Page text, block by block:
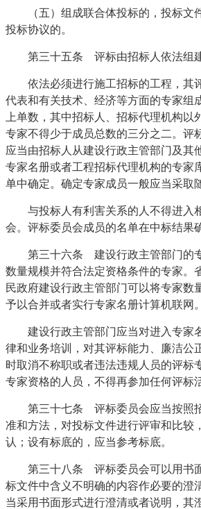
（五）组成联合体投标的，投标文
投标协议的。
第三十五条 评标由招标人依法组
依法必须进行施工招标的工程，其
代表和有关技术、经济等方面的专家组
上单数，其中招标人、招标代理机构以
专家不得少于成员总数的三分之二。评
应当由招标人从建设行政主管部门及其
专家名册或者工程招标代理机构的专家
单中确定。确定专家成员一般应当采取
与投标人有利害关系的人不得进入
会。评标委员会成员的名单在中标结果
第三十六条 建设行政主管部门的
数量规模并符合法定资格条件的专家。
民政府建设行政主管部门可以将专家数
予以合并或者实行专家名册计算机联网。
建设行政主管部门应当对进入专家
律和业务培训，对其评标能力、廉洁公
时取消不称职或者违法违规人员的评标
专家资格的人员，不得再参加任何评标
第三十七条 评标委员会应当按照
准和方法，对投标文件进行评审和比较
认；设有标底的，应当参考标底。
第三十八条 评标委员会可以用书
标文件中含义不明确的内容作必要的澄
当采用书面形式进行澄清或者说明，其